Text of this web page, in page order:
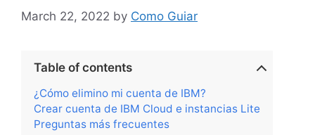
March 22, 2022 by Como Guiar
Table of contents
¿Cómo elimino mi cuenta de IBM?
Crear cuenta de IBM Cloud e instancias Lite
Preguntas más frecuentes